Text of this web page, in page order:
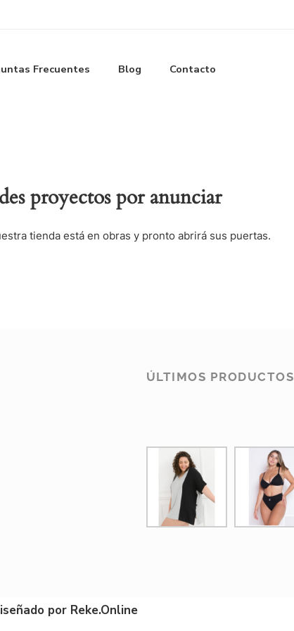
Frecuentes Blog Contacto
proyectos por anunciar
tienda está en obras y pronto abrirá sus puertas.
ÚLTIMOS PRODUCTOS
por Reke.Online